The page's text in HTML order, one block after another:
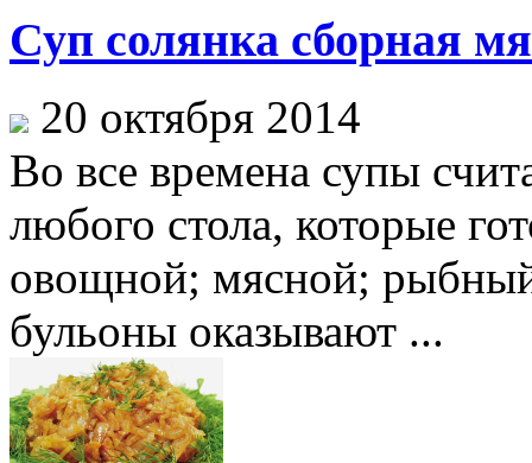
Суп солянка сборная
20 октября 2014
Во все времена супы
любого стола, которые
овощной; мясной;
бульоны оказывают ...